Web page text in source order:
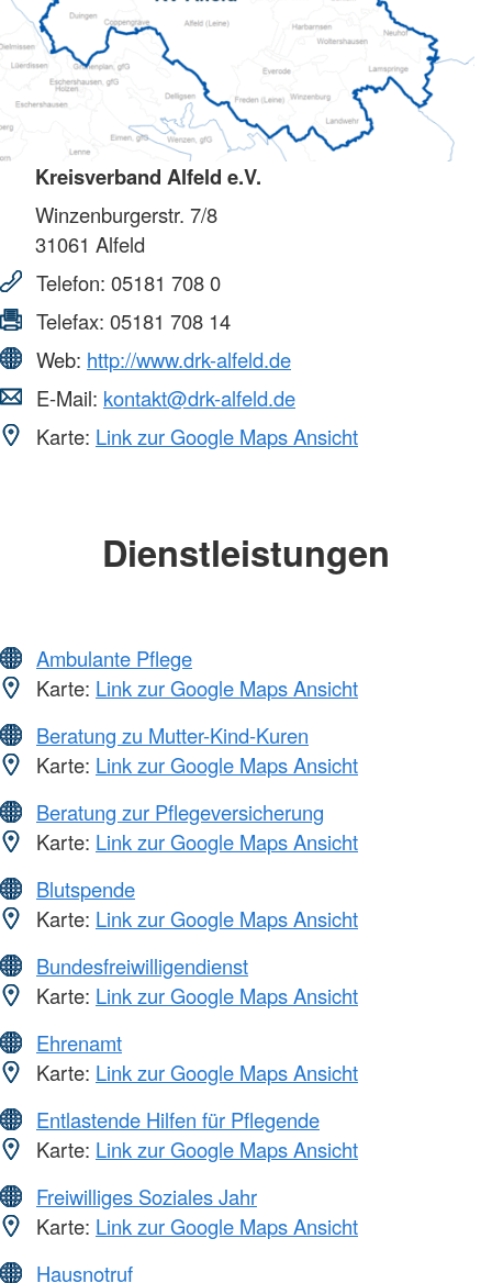
Kreisverband Alfeld e.V.
Winzenburgerstr. 7/8
31061 Alfeld
Telefon: 05181 708 0
Telefax: 05181 708 14
Web: http://www.drk-alfeld.de
E-Mail: kontakt@drk-alfeld.de
Karte: Link zur Google Maps Ansicht
Dienstleistungen
Ambulante Pflege
Karte: Link zur Google Maps Ansicht
Beratung zu Mutter-Kind-Kuren
Karte: Link zur Google Maps Ansicht
Beratung zur Pflegeversicherung
Karte: Link zur Google Maps Ansicht
Blutspende
Karte: Link zur Google Maps Ansicht
Bundesfreiwilligendienst
Karte: Link zur Google Maps Ansicht
Ehrenamt
Karte: Link zur Google Maps Ansicht
Entlastende Hilfen für Pflegende
Karte: Link zur Google Maps Ansicht
Freiwilliges Soziales Jahr
Karte: Link zur Google Maps Ansicht
Hausnotruf